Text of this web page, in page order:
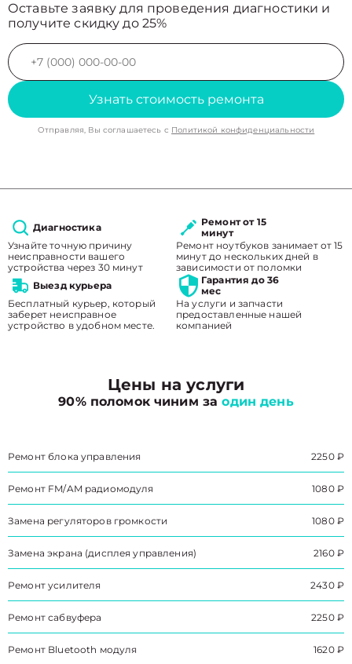
Оставьте заявку для проведения диагностики и
получите скидку до 25%
Узнать стоимость ремонта
Отправляя, Вы соглашаетесь с Политикой конфиденциальности
Диагностика
Узнайте точную причину
неисправности вашего
устройства через 30 минут
Ремонт от 15
минут
Ремонт ноутбуков занимает от 15
минут до нескольких дней в
зависимости от поломки
Выезд курьера
Бесплатный курьер, который
заберет неисправное
устройство в удобном месте.
Гарантия до 36
мес
На услуги и запчасти
предоставленные нашей
компанией
Цены на услуги
90% поломок чиним заодин день
Ремонт блока управления 2250 ₽
Ремонт FM/AM радиомодуля 1080 ₽
Замена регуляторов громкости 1080 ₽
Замена экрана (дисплея управления) 2160 ₽
Ремонт усилителя 2430 ₽
Ремонт сабвуфера 2250 ₽
Ремонт Bluetooth модуля 1620 ₽